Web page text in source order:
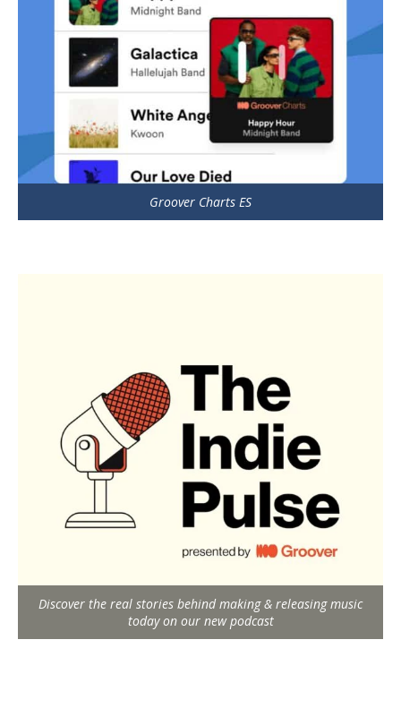
Groover Charts ES
Discover the real stories behind making & releasing music
today on our new podcast